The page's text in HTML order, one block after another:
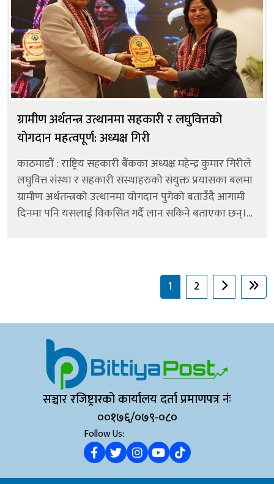
ग्रामीण अर्थतन्त्र उत्थानमा सहकारी र लघुवित्तको
योगदान महत्वपूर्ण: अध्यक्ष गिरी
काठमाडौं : राष्ट्रिय सहकारी बैंकका अध्यक्ष महेन्द्र कुमार गिरीले
लघुवित्त संस्था र सहकारी संस्थाहरुको संयुक्त प्रयासका बलमा
ग्रामीण अर्थतन्त्रको उत्थानमा योगदान पुगेको बताउँदै आगामी
दिनमा पनि यसलाई विकसित गर्दै लान सकिने बताएका छन्।
1 2
सञ्चार रजिष्ट्रारको कार्यालय दर्ता प्रमाणपत्र नंः
००१७६/०७९-०८०
Follow Us: